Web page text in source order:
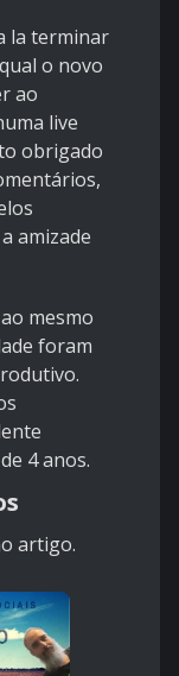
la terminar
o novo
ao
live
obrigado
amizade
mesmo
foram
4 anos.
artigo.